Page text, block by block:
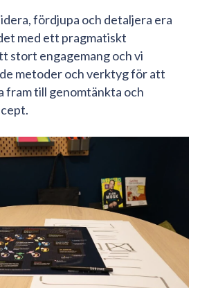
fördjupa och detaljera era
med ett pragmatiskt
stort engagemang och vi
metoder och verktyg för att
fram till genomtänkta och